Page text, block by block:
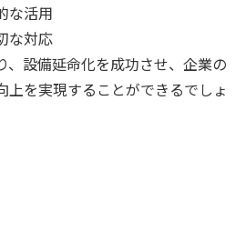
な活用
な対応
、設備延命化を成功させ、企業の
上を実現することができるでしょ